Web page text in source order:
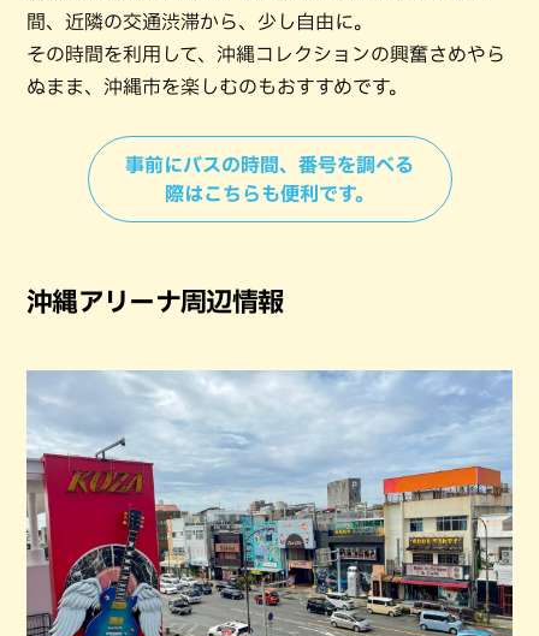
間、近隣の交通渋滞から、少し自由に。
その時間を利用して、沖縄コレクションの興奮さめやら
ぬまま、沖縄市を楽しむのもおすすめです。
事前にバスの時間、番号を調べる
際はこちらも便利です。
沖縄アリーナ周辺情報